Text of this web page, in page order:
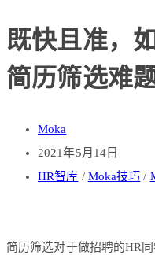
既快且准，
简历筛选难题
Moka
2021年5月14日
HR智库 / Moka技巧 /
简历筛选对于做招聘的HR